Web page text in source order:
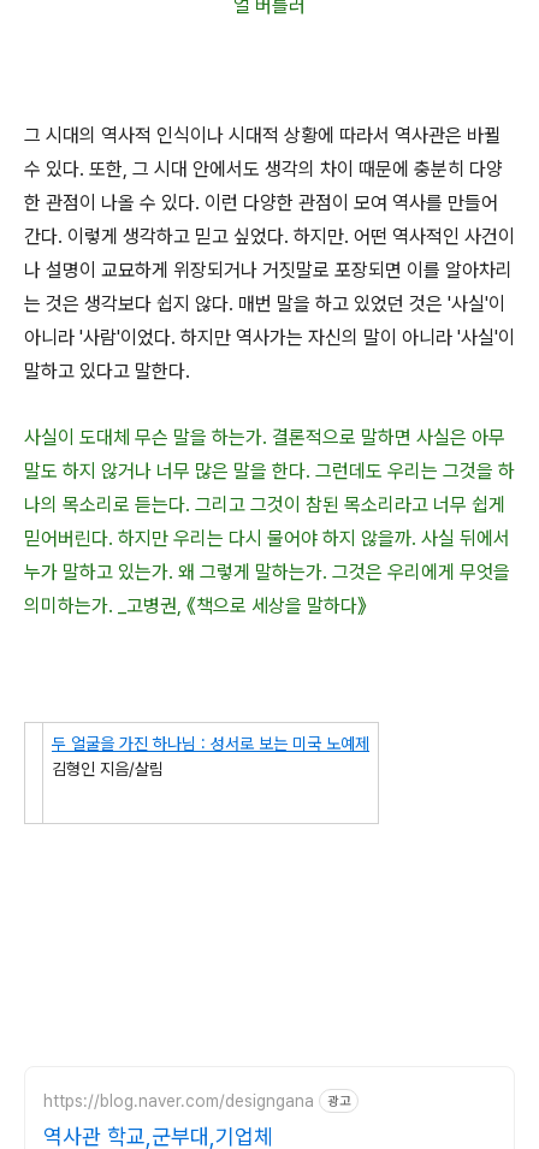
얼 버틀러
그 시대의 역사적 인식이나 시대적 상황에 따라서 역사관은 바뀔
수 있다. 또한, 그 시대 안에서도 생각의 차이 때문에 충분히 다양
한 관점이 나올 수 있다. 이런 다양한 관점이 모여 역사를 만들어
간다. 이렇게 생각하고 믿고 싶었다. 하지만. 어떤 역사적인 사건이
나 설명이 교묘하게 위장되거나 거짓말로 포장되면 이를 알아차리
는 것은 생각보다 쉽지 않다. 매번 말을 하고 있었던 것은 '사실'이
아니라 '사람'이었다. 하지만 역사가는 자신의 말이 아니라 '사실'이
말하고 있다고 말한다.
사실이 도대체 무슨 말을 하는가. 결론적으로 말하면 사실은 아무
말도 하지 않거나 너무 많은 말을 한다. 그런데도 우리는 그것을 하
나의 목소리로 듣는다. 그리고 그것이 참된 목소리라고 너무 쉽게
믿어버린다. 하지만 우리는 다시 물어야 하지 않을까. 사실 뒤에서
누가 말하고 있는가. 왜 그렇게 말하는가. 그것은 우리에게 무엇을
의미하는가. _고병권, 《책으로 세상을 말하다》
두 얼굴을 가진 하나님 : 성서로 보는 미국 노예제
김형인 지음/살림
https://blog.naver.com/designgana 광고
역사관 학교,군부대,기업체